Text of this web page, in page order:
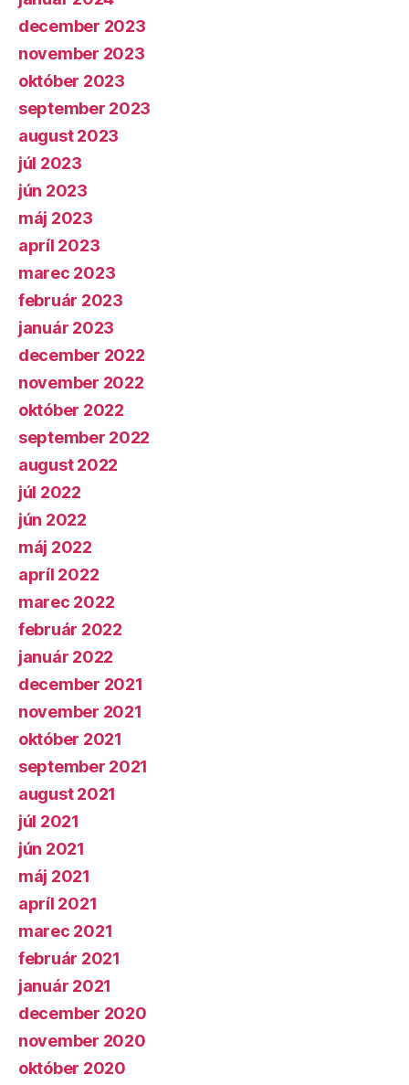
december 2023
november 2023
október 2023
september 2023
august 2023
júl 2023
jún 2023
máj 2023
apríl 2023
marec 2023
február 2023
január 2023
december 2022
november 2022
október 2022
september 2022
august 2022
júl 2022
jún 2022
máj 2022
apríl 2022
marec 2022
február 2022
január 2022
december 2021
november 2021
október 2021
september 2021
august 2021
júl 2021
jún 2021
máj 2021
apríl 2021
marec 2021
február 2021
január 2021
december 2020
november 2020
október 2020